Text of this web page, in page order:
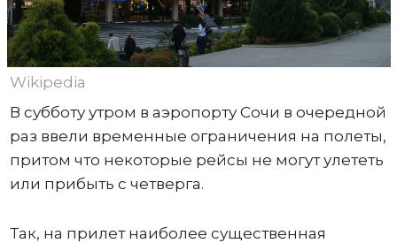
Wikipedia
В субботу утром в аэропорту Сочи в очередной
раз ввели временные ограничения на полеты,
притом что некоторые рейсы не могут улететь
или прибыть с четверга.
Так, на прилет наиболее существенная